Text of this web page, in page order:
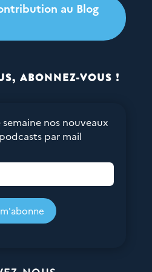
au Blog
ABONNEZ-VOUS !
nos nouveaux
par mail
m'abonne